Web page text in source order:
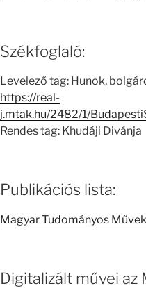
Székfoglaló:
Levelező tag: Hunok,
https://real-
j.mtak.hu/2482/1/
Rendes tag: Khudáji Divánja
Publikációs lista:
Magyar Tudományos
Digitalizált művei az